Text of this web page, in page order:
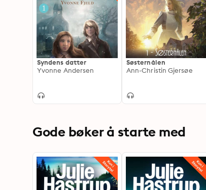
Syndens datter
Yvonne Andersen
Søsternålen
Ann-Christin Gjersøe
Gode bøker å starte med